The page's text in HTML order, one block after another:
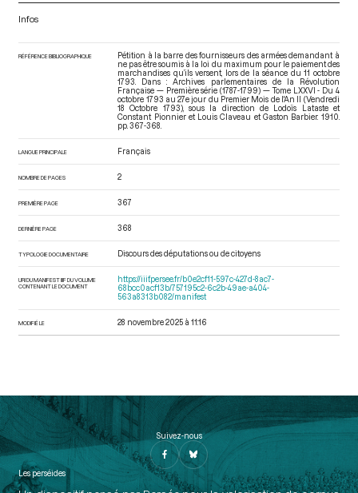
Infos
RÉFÉRENCE BIBLIOGRAPHIQUE
Pétition à la barre des fournisseurs des armées demandant à
ne pas être soumis à la loi du maximum pour le paiement des
marchandises qu’ils versent, lors de la séance du 11 octobre
1793. Dans : Archives parlementaires de la Révolution
Française — Première série (1787-1799) — Tome LXXVI - Du 4
octobre 1793 au 27e jour du Premier Mois de l'An II (Vendredi
18 Octobre 1793), sous la direction de Lodoïs Lataste et
Constant Pionnier et Louis Claveau et Gaston Barbier. 1910.
pp. 367-368.
LANGUE PRINCIPALE Français
NOMBRE DE PAGES 2
PREMIÈRE PAGE 367
DERNIÈRE PAGE 368
TYPOLOGIE DOCUMENTAIRE Discours des députations ou de citoyens
URI DU MANIFEST IIIF DU VOLUME
CONTENANT LE DOCUMENT
https://iiif.persee.fr/b0e2cf11-597c-427d-8ac7-
68bcc0acf13b/757195c2-6c2b-49ae-a404-
563a8313b082/manifest
MODIFIÉ LE 28 novembre 2025 à 11:16
Suivez-nous
Les perséides